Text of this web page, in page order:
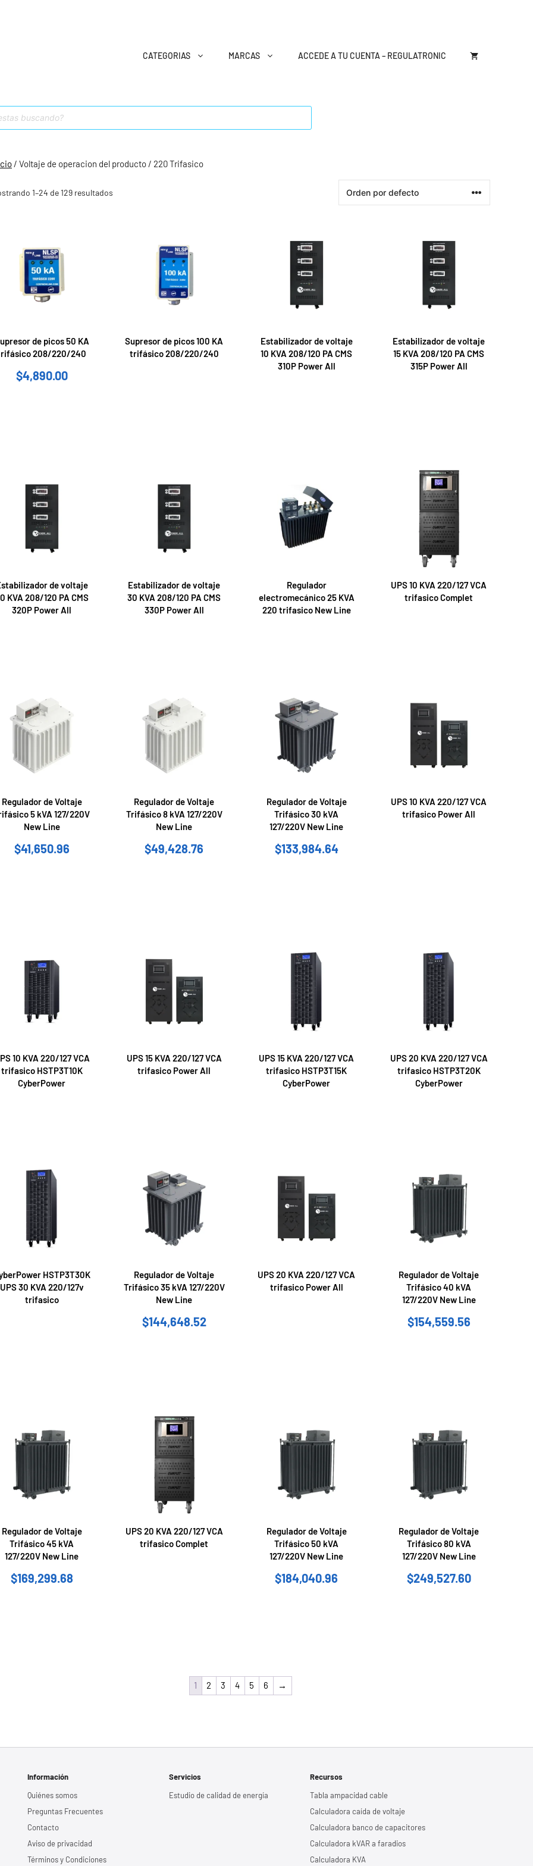
CATEGORIAS MARCAS ACCEDE A TU CUENTA – REGULATRONIC
/ Voltaje de operacion del producto / 220 Trifasico
1–24 de 129 resultados
de picos 50 KA
208/220/240
$4,890.00
Supresor de picos 100 KA
trifásico 208/220/240
Estabilizador de voltaje
10 KVA 208/120 PA CMS
310P Power All
Estabilizador de voltaje
15 KVA 208/120 PA CMS
315P Power All
de voltaje
KVA 208/120 PA CMS
320P Power All
Estabilizador de voltaje
30 KVA 208/120 PA CMS
330P Power All
Regulador
electromecánico 25 KVA
220 trifasico New Line
UPS 10 KVA 220/127 VCA
trifasico Complet
Regulador de Voltaje
5 kVA 127/220V
New Line
$41,650.96
Regulador de Voltaje
Trifásico 8 kVA 127/220V
New Line
$49,428.76
Regulador de Voltaje
Trifásico 30 kVA
127/220V New Line
$133,984.64
UPS 10 KVA 220/127 VCA
trifasico Power All
10 KVA 220/127 VCA
trifasico HSTP3T10K
CyberPower
UPS 15 KVA 220/127 VCA
trifasico Power All
UPS 15 KVA 220/127 VCA
trifasico HSTP3T15K
CyberPower
UPS 20 KVA 220/127 VCA
trifasico HSTP3T20K
CyberPower
HSTP3T30K
UPS 30 KVA 220/127v
trifasico
Regulador de Voltaje
Trifásico 35 kVA 127/220V
New Line
$144,648.52
UPS 20 KVA 220/127 VCA
trifasico Power All
Regulador de Voltaje
Trifásico 40 kVA
127/220V New Line
$154,559.56
Regulador de Voltaje
Trifásico 45 kVA
127/220V New Line
$169,299.68
UPS 20 KVA 220/127 VCA
trifasico Complet
Regulador de Voltaje
Trifásico 50 kVA
127/220V New Line
$184,040.96
Regulador de Voltaje
Trifásico 80 kVA
127/220V New Line
$249,527.60
1 2 3 4 5 6 →
Información
Quiénes somos
Preguntas Frecuentes
Contacto
Aviso de privacidad
Términos y Condiciones
Servicios
Estudio de calidad de energía
Recursos
Tabla ampacidad cable
Calculadora caída de voltaje
Calculadora banco de capacitores
Calculadora kVAR a faradios
Calculadora KVA